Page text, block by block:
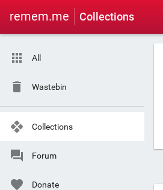
remem.me Collections
All
Wastebin
Collections
Forum
Donate